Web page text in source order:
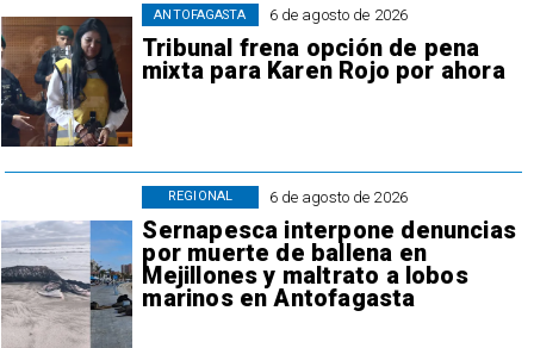
6 de agosto de 2026
Tribunal frena opción de pena
mixta para Karen Rojo por ahora
ANTOFAGASTA
6 de agosto de 2026
Sernapesca interpone denuncias
por muerte de ballena en
Mejillones y maltrato a lobos
marinos en Antofagasta
REGIONAL